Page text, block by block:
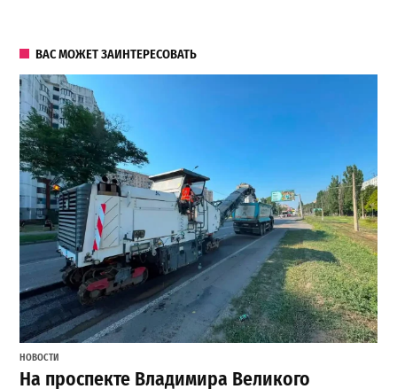
ВАС МОЖЕТ ЗАИНТЕРЕСОВАТЬ
НОВОСТИ
На проспекте Владимира Великого